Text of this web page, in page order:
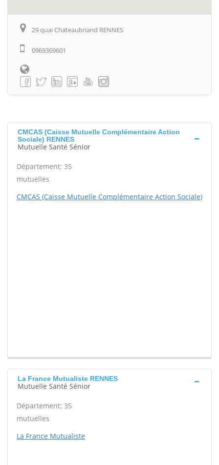
29 quai Chateaubriand RENNES
0969369601
CMCAS (Caisse Mutuelle Complémentaire Action
Sociale) RENNES
Mutuelle Santé Sénior
Département: 35
mutuelles
CMCAS (Caisse Mutuelle Complémentaire Action Sociale)
La France Mutualiste RENNES
Mutuelle Santé Sénior
Département: 35
mutuelles
La France Mutualiste